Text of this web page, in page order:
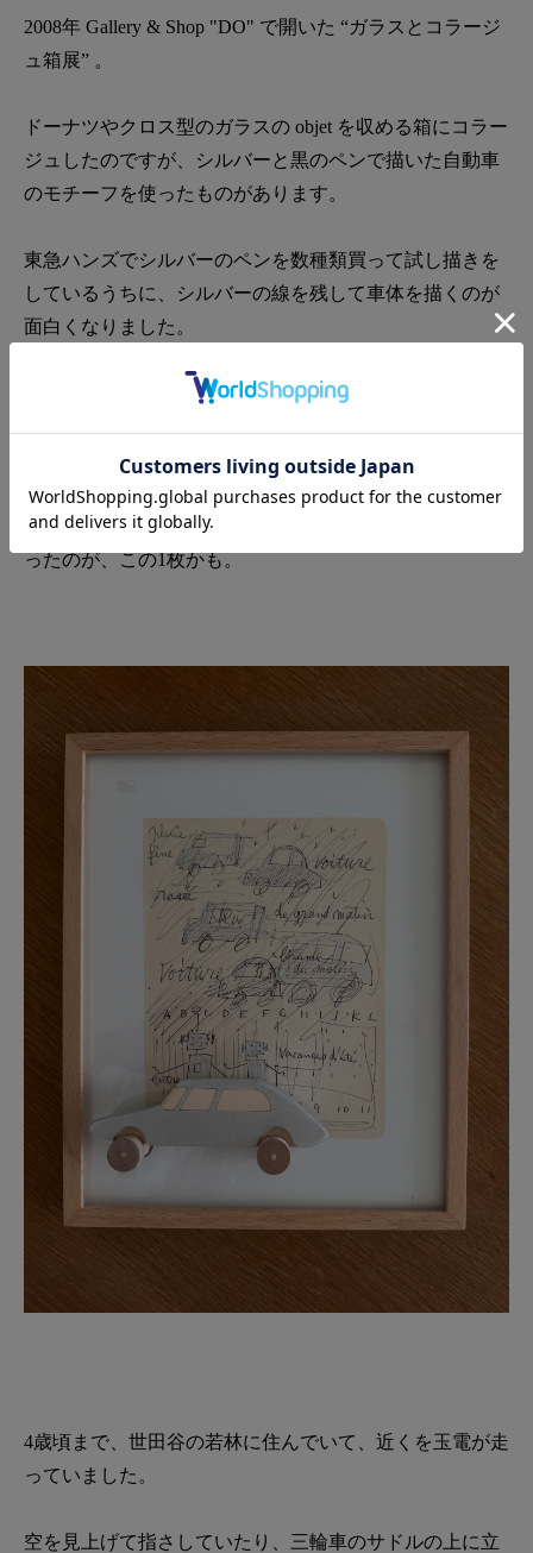
2008年 Gallery & Shop "DO" で開いた “ガラスとコラージ
ュ箱展” 。
ドーナツやクロス型のガラスの objet を収める箱にコラー
ジュしたのですが、シルバーと黒のペンで描いた自動車
のモチーフを使ったものがあります。
東急ハンズでシルバーのペンを数種類買って試し描きを
しているうちに、シルバーの線を残して車体を描くのが
面白くなりました。
無雑作だったり、自由気ままだったり、飄々としていた
とっておいたのが木のフレームにセットした紙片です。
7/7 の Ｔ シャツや、今回のおもちゃの車のきっかけにな
ったのが、この1枚かも。
4歳頃まで、世田谷の若林に住んでいて、近くを玉電が走
っていました。
空を見上げて指さしていたり、三輪車のサドルの上に立